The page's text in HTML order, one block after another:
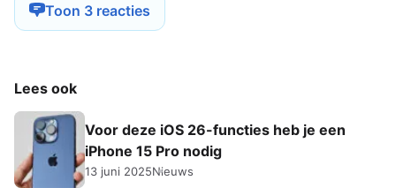
Toon 3 reacties
Lees ook
Voor deze iOS 26-functies heb je een
iPhone 15 Pro nodig
13 juni 2025Nieuws